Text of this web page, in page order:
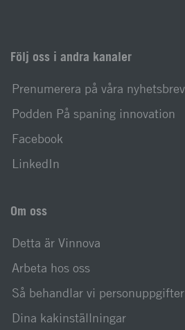
Följ oss i andra kanaler
Prenumerera på våra nyhetsbrev
Podden På spaning innovation
Facebook
LinkedIn
Om oss
Detta är Vinnova
Arbeta hos oss
Så behandlar vi personuppgifter
Dina kakinställningar